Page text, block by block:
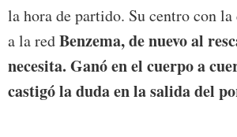
la hora de partido. Su centro con
a la redBenzema, de nuevo al
necesita. Ganó en el cuerpo a
castigó la duda en la salida del